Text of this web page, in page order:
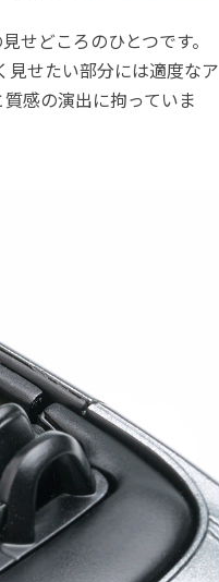
せどころのひとつです。
見せたい部分には適度なア
感の演出に拘っていま